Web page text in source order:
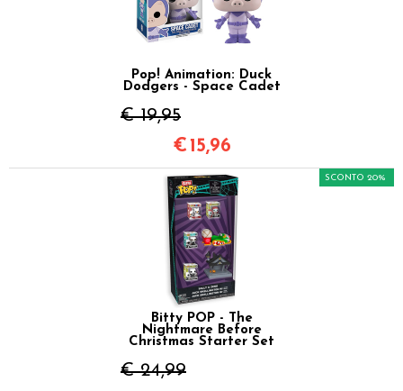
Pop! Animation: Duck
Dodgers - Space Cadet
€ 19,95
€ 15,96
Bitty POP - The
Nightmare Before
Christmas Starter Set
€ 24,99
SCONTO 20%